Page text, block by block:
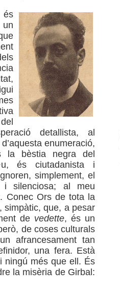
detallista, al
enumeració,
bèstia negra del
és ciutadanista i
simplement, el
i silenciosa; al meu
Conec Ors de tota la
simpàtic, que, a pesar
de vedette, és un
de coses culturals
afrancesament tan
una fera. Està
ningú més que ell. És
la misèria de Girbal: